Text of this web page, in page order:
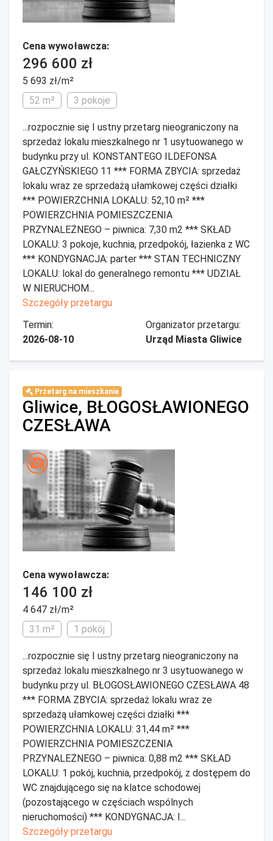
Cena wywoławcza:
296 600 zł
5 693 zł/m²
52 m²
3 pokoje
...rozpocznie się I ustny przetarg nieograniczony na
sprzedaż lokalu mieszkalnego nr 1 usytuowanego w
budynku przy ul. KONSTANTEGO ILDEFONSA
GAŁCZYŃSKIEGO 11 *** FORMA ZBYCIA: sprzedaż
lokalu wraz ze sprzedażą ułamkowej części działki
*** POWIERZCHNIA LOKALU: 52,10 m² ***
POWIERZCHNIA POMIESZCZENIA
PRZYNALEŻNEGO – piwnica: 7,30 m2 *** SKŁAD
LOKALU: 3 pokoje, kuchnia, przedpokój, łazienka z WC
*** KONDYGNACJA: parter *** STAN TECHNICZNY
LOKALU: lokal do generalnego remontu *** UDZIAŁ
W NIERUCHOM...
Szczegóły przetargu
Termin:
2026-08-10
Organizator przetargu:
Urząd Miasta Gliwice
Przetarg na mieszkanie
Gliwice, BŁOGOSŁAWIONEGO
CZESŁAWA
Cena wywoławcza:
146 100 zł
4 647 zł/m²
31 m²
1 pokój
...rozpocznie się I ustny przetarg nieograniczony na
sprzedaż lokalu mieszkalnego nr 3 usytuowanego w
budynku przy ul. BŁOGOSŁAWIONEGO CZESŁAWA 48
*** FORMA ZBYCIA: sprzedaż lokalu wraz ze
sprzedażą ułamkowej części działki ***
POWIERZCHNIA LOKALU: 31,44 m² ***
POWIERZCHNIA POMIESZCZENIA
PRZYNALEŻNEGO – piwnica: 0,88 m2 *** SKŁAD
LOKALU: 1 pokój, kuchnia, przedpokój, z dostępem do
WC znajdującego się na klatce schodowej
(pozostającego w częściach wspólnych
nieruchomości) *** KONDYGNACJA: I...
Szczegóły przetargu